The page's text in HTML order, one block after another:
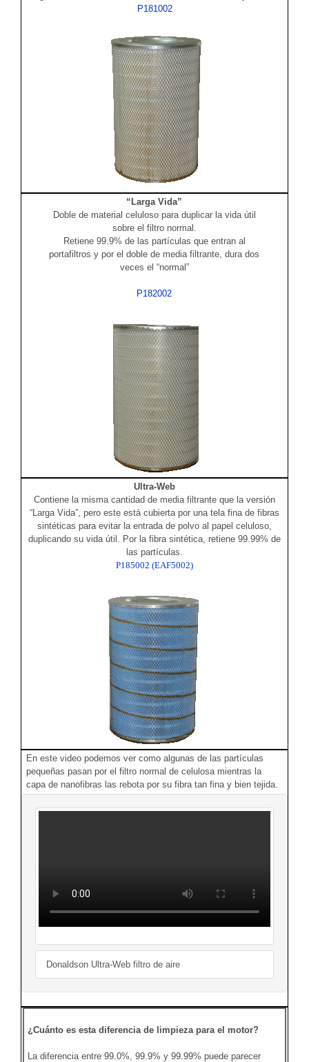
P181002
“Larga Vida”
Doble de material celuloso para duplicar la vida útil
sobre el filtro normal.
Retiene 99.9% de las partículas que entran al
portafiltros y por el doble de media filtrante, dura dos
veces el “normal”
P182002
Ultra-Web
Contiene la misma cantidad de media filtrante que la versión
“Larga Vida”, pero este está cubierta por una tela fina de fibras
sintéticas para evitar la entrada de polvo al papel celuloso,
duplicando su vida útil. Por la fibra sintética, retiene 99.99% de
las partículas.
P185002 (EAF5002)
En este video podemos ver como algunas de las partículas
pequeñas pasan por el filtro normal de celulosa mientras la
capa de nanofibras las rebota por su fibra tan fina y bien tejida.
Donaldson Ultra-Web filtro de aire
¿Cuánto es esta diferencia de limpieza para el motor?
La diferencia entre 99.0%, 99.9% y 99.99% puede parecer